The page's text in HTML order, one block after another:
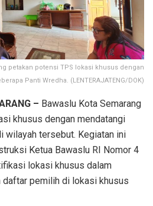
petakan potensi TPS lokasi khusus dengan
Panti Wredha. (LENTERAJATENG/DOK)
– Bawaslu Kota Semarang
khusus dengan mendatangi
wilayah tersebut. Kegiatan ini
Ketua Bawaslu RI Nomor 4
lokasi khusus dalam
daftar pemilih di lokasi khusus